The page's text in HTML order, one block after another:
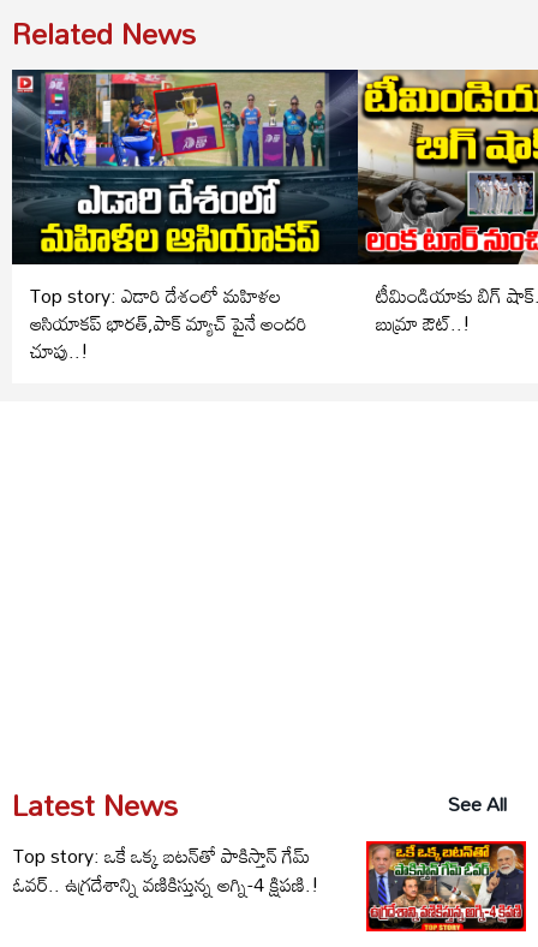
Related News
Top story: ఎడారి దేశంలో మహిళల
ఆసియాకప్ భారత్,పాక్ మ్యాచ్ పైనే అందరి
చూపు..!
టీమిండియాకు బిగ్ షాక్.. లంక టూర్
బుమ్రా ఔట్..!
Latest News
See All
Top story: ఒకే ఒక్క బటన్‌తో పాకిస్తాన్ గేమ్
ఓవర్.. ఉగ్రదేశాన్ని వణికిస్తున్న అగ్ని-4 క్షిపణి.!